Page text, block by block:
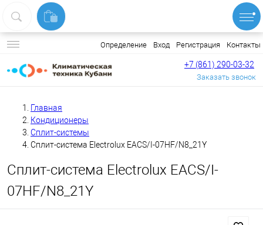
Определение Вход Регистрация Контакты
+7 (861) 290-03-32
Заказать звонок
Главная
Кондиционеры
Сплит-системы
Сплит-система Electrolux EACS/I-07HF/N8_21Y
Сплит-система Electrolux EACS/I-
07HF/N8_21Y